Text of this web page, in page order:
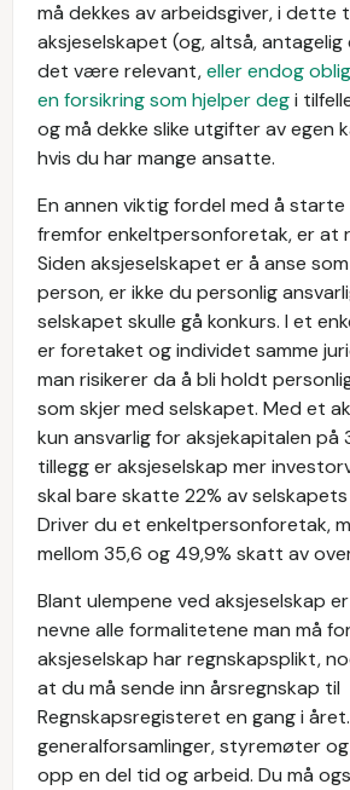
må dekkes av arbeidsgiver, i dette
aksjeselskapet (og, altså, antagelig
det være relevant,eller endog
en forsikring som hjelper degi
og må dekke slike utgifter av egen
hvis du har mange ansatte.
En annen viktig fordel med å starte
fremfor enkeltpersonforetak, er at
Siden aksjeselskapet er å anse
person, er ikke du personlig
selskapet skulle gå konkurs. I et
er foretaket og individet samme
man risikerer da å bli holdt
som skjer med selskapet. Med et
kun ansvarlig for aksjekapitalen på
tillegg er aksjeselskap mer
skal bare skatte 22% av
Driver du et enkeltpersonforetak,
mellom 35,6 og 49,9% skatt av
Blant ulempene ved aksjeselskap
nevne alle formalitetene man må
aksjeselskap har regnskapsplikt,
at du må sende inn årsregnskap til
Regnskapsregisteret en gang i
generalforsamlinger, styremøter
opp en del tid og arbeid. Du må